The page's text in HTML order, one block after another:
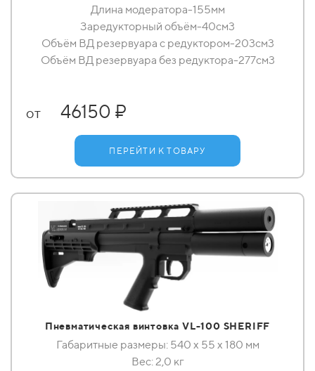
Длина модератора-155мм
Заредукторный объём-40см3
Объём ВД резервуара с редуктором-203см3
Объём ВД резервуара без редуктора-277см3
от 46150 ₽
ПЕРЕЙТИ К ТОВАРУ
Пневматическая винтовка VL-100 SHERIFF
Габаритные размеры: 540 x 55 x 180 мм
Вес: 2,0 кг